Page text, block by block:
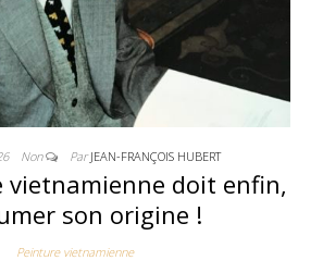
Non ParJEAN-FRANÇOIS HUBERT
vietnamienne doit enfin,
son origine !
Peinture vietnamienne